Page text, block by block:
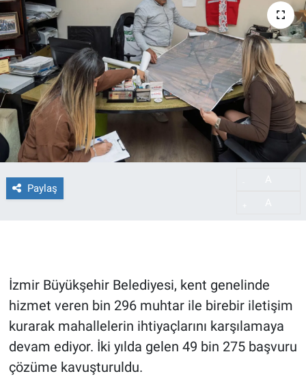
Paylaş
İzmir Büyükşehir Belediyesi, kent genelinde
hizmet veren bin 296 muhtar ile birebir iletişim
kurarak mahallelerin ihtiyaçlarını karşılamaya
devam ediyor. İki yılda gelen 49 bin 275 başvuru
çözüme kavuşturuldu.
Haber Arşivi